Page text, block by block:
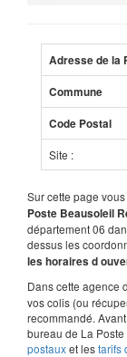
Adresse de la
Commune
Code Postal
Site :
Sur cette page
Poste Beausoleil
département 06
dessus les
les horaires d
Dans cette agence
vos colis (ou
recommandé.
bureau de La
postauxet lestarifs